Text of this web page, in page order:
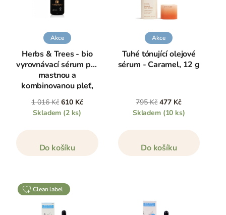
Akce
Herbs & Trees - bio
vyrovnávací sérum pro
mastnou a
kombinovanou pleť,
30 ml
1 016 Kč 610 Kč
Skladem (2 ks)
Do košíku
Akce
Tuhé tónující olejové
sérum - Caramel, 12 g
795 Kč 477 Kč
Skladem (10 ks)
Do košíku
clean label